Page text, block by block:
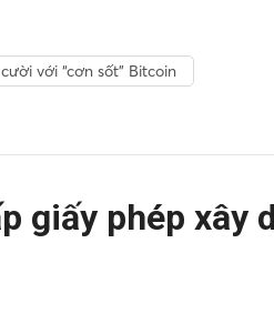
với “cơn sốt” Bitcoin
giấy phép xây